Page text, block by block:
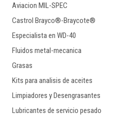
Aviacion MIL-SPEC
Castrol Brayco®-Braycote®
Especialista en WD-40
Fluidos metal-mecanica
Grasas
Kits para analisis de aceites
Limpiadores y Desengrasantes
Lubricantes de servicio pesado